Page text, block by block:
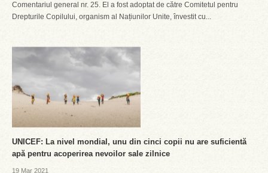
Comentariul general nr. 25. El a fost adoptat de către Comitetul pentru
Drepturile Copilului, organism al Națiunilor Unite, învestit cu...
UNICEF: La nivel mondial, unu din cinci copii nu are suficientă
apă pentru acoperirea nevoilor sale zilnice
19 Mar 2021